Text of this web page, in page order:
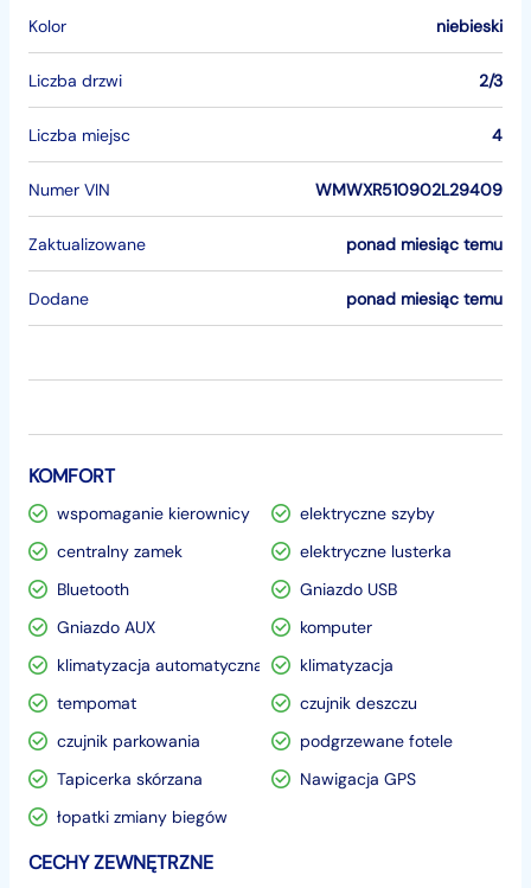
Kolor niebieski
Liczba drzwi 2/3
Liczba miejsc 4
Numer VIN WMWXR510902L29409
Zaktualizowane ponad miesiąc temu
Dodane ponad miesiąc temu
KOMFORT
wspomaganie kierownicy
elektryczne szyby
centralny zamek
elektryczne lusterka
Bluetooth
Gniazdo USB
Gniazdo AUX
komputer
klimatyzacja automatyczna
klimatyzacja
tempomat
czujnik deszczu
czujnik parkowania
podgrzewane fotele
Tapicerka skórzana
Nawigacja GPS
łopatki zmiany biegów
CECHY ZEWNĘTRZNE